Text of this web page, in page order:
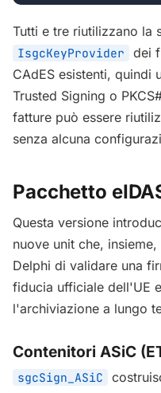
Tutti e tre riutilizzano la
IsgcKeyProvider
dei
CAdES esistenti, quindi
Trusted Signing o
fatture può essere
senza alcuna
Pacchetto
Questa versione
nuove unit che,
Delphi di validare una
fiducia ufficiale dell'UE
l'archiviazione a lungo
Contenitori ASiC
sgcSign_ASiC